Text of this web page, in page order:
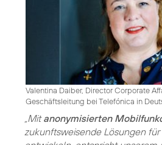
Valentina Daiber, Director Corporate
Geschäftsleitung bei Telefónica in
„Mitanonymisierten
zukunftsweisende Lösungen